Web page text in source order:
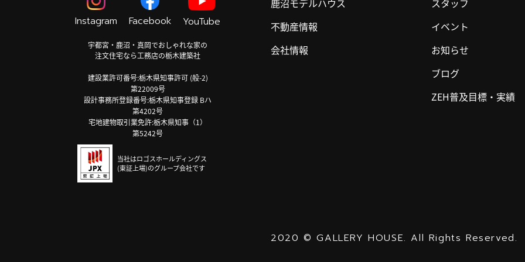
Instagram Facebook YouTube
宇都宮・鹿沼・真岡でおしゃれな家の
注文住宅なら工務店の栃木建築社
建設業許可番号:栃木県知事許可 (般-2)
第22009号
設計事務所登録番号:栃木県知事登録 Bハ
第4202号
宅地建物取引業免許:栃木県知事（1）
第5242号
当社はロゴスホールディングス
(東証上場)のグループ会社です
鹿沼モデルハウス
不動産情報
会社情報
スタッフ
イベント
お知らせ
ブログ
ZEH普及目標・実績
2020 ©GALLERY HOUSE. All Rights Reserved.